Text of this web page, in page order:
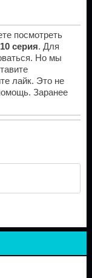
посмотреть
серия. Для
Но мы
лайк. Это не
Заранее